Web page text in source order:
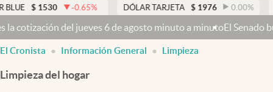
México
Economía y Política
Finanzas y Mercados
Mercados Online
Negocios
-0.65% DÓLAR TARJETA $ 1976 0.00% DÓLAR
6 de agosto minuto a minutoEl Senado busca aprobar la
El Cronista Información General Limpieza
Limpieza del hogar